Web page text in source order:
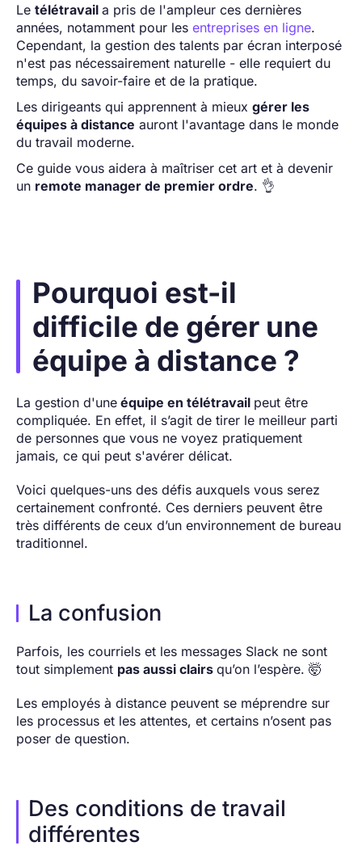
Le télétravail a pris de l'ampleur ces dernières
années, notamment pour les entreprises en ligne.
Cependant, la gestion des talents par écran interposé
n'est pas nécessairement naturelle - elle requiert du
temps, du savoir-faire et de la pratique.
Les dirigeants qui apprennent à mieux gérer les
équipes à distance auront l'avantage dans le monde
du travail moderne.
Ce guide vous aidera à maîtriser cet art et à devenir
un remote manager de premier ordre. 👌
Pourquoi est-il
difficile de gérer une
équipe à distance ?
La gestion d'une équipe en télétravail peut être
compliquée. En effet, il s’agit de tirer le meilleur parti
de personnes que vous ne voyez pratiquement
jamais, ce qui peut s'avérer délicat.
Voici quelques-uns des défis auxquels vous serez
certainement confronté. Ces derniers peuvent être
très différents de ceux d’un environnement de bureau
traditionnel.
La confusion
Parfois, les courriels et les messages Slack ne sont
tout simplement pas aussi clairs qu’on l’espère. 🤯
Les employés à distance peuvent se méprendre sur
les processus et les attentes, et certains n’osent pas
poser de question.
Des conditions de travail
différentes